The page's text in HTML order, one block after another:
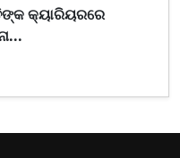
କ୍ୟାରିୟରରେ